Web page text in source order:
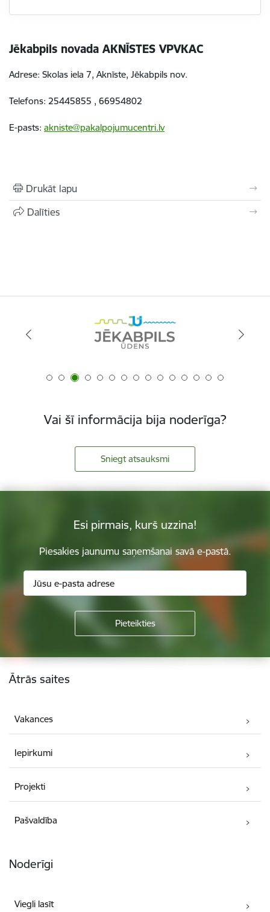
Jēkabpils novada AKNĪSTES VPVKAC
Adrese: Skolas iela 7, Aknīste, Jēkabpils nov.
Telefons: 25445855 , 66954802
E-pasts: akniste@pakalpojumucentri.lv
Drukāt lapu
Dalīties
Vai šī informācija bija noderīga?
Sniegt atsauksmi
Esi pirmais, kurš uzzina!
Piesakies jaunumu saņemšanai savā e-pastā.
Kājene
Ātrās saites
Vakances
Iepirkumi
Projekti
Pašvaldība
Noderīgi
Viegli lasīt